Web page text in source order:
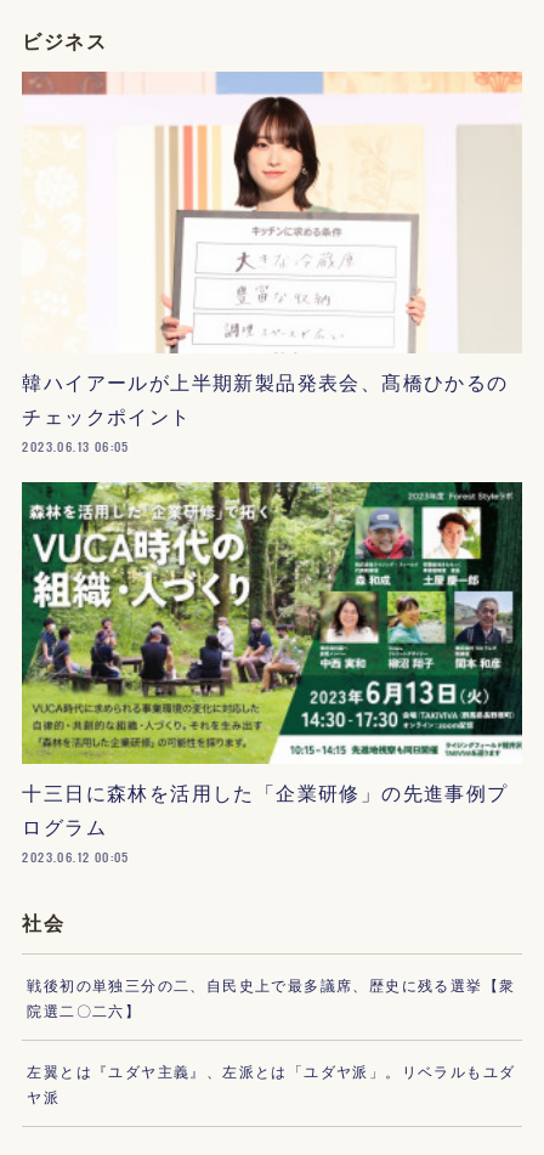
ビジネス
韓ハイアールが上半期新製品発表会、髙橋ひかるの
チェックポイント
2023.06.13 06:05
十三日に森林を活用した「企業研修」の先進事例プ
ログラム
2023.06.12 00:05
社会
戦後初の単独三分の二、自民史上で最多議席、歴史に残る選挙【衆
院選二〇二六】
左翼とは『ユダヤ主義』、左派とは「ユダヤ派」。リベラルもユダ
ヤ派